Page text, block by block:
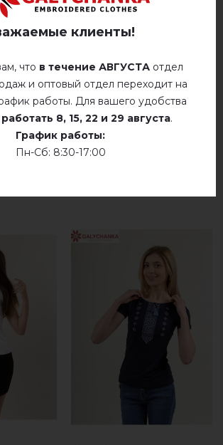
цей товар.
(синяя с фиолет.)
гладить при температуре 110° C
Сухая чистка
Сушить у розложенном виде
Сушить розвешенной
клиенты!
что в течение АВГУСТАотдел
и оптовый отдел переходит на
работы. Для вашего удобства
работать 8, 15, 22 и 29 августа.
График работы:
Пн-Сб: 8:30-17:00